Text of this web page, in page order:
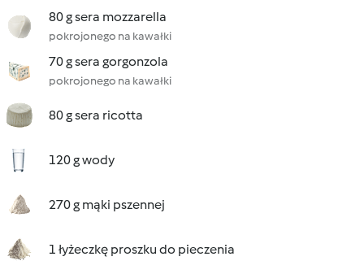
80 g sera mozzarella
pokrojonego na kawałki
70 g sera gorgonzola
pokrojonego na kawałki
80 g sera ricotta
120 g wody
270 g mąki pszennej
1 łyżeczkę proszku do pieczenia